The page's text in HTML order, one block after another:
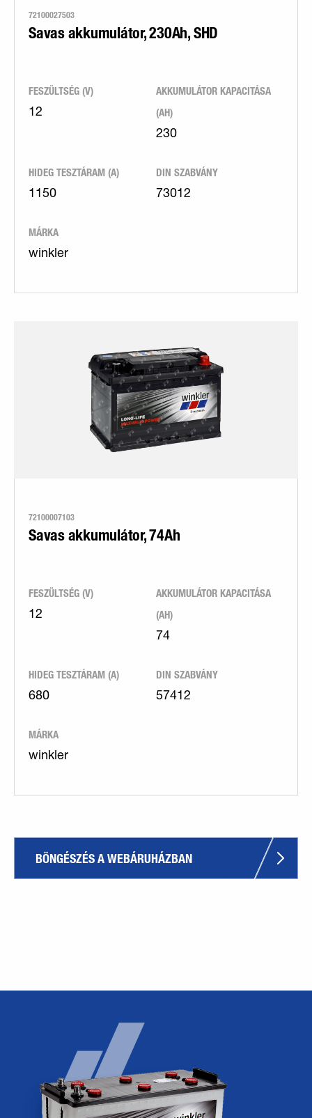
72100027503
Savas akkumulátor, 230Ah, SHD
FESZÜLTSÉG (V)
12
AKKUMULÁTOR KAPACITÁSA
(AH)
230
HIDEG TESZTÁRAM (A)
1150
DIN SZABVÁNY
73012
MÁRKA
winkler
72100007103
Savas akkumulátor, 74Ah
FESZÜLTSÉG (V)
12
AKKUMULÁTOR KAPACITÁSA
(AH)
74
HIDEG TESZTÁRAM (A)
680
DIN SZABVÁNY
57412
MÁRKA
winkler
BÖNGÉSZÉS A WEBÁRUHÁZBAN